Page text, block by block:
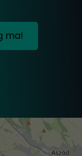
ma!